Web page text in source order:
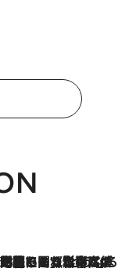
続いている」ホルムズ海峡封鎖による影響はいつまで続く？《エネルギー専門家に聞く“どうなる日本の暮らし”》